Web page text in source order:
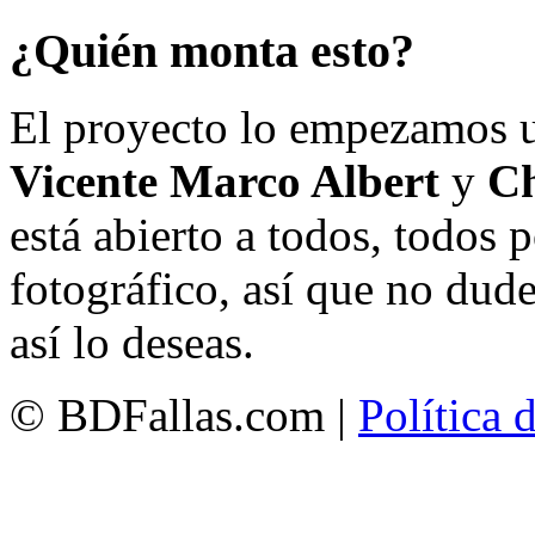
¿Quién monta esto?
El proyecto lo empezamos
Vicente Marco Albert y
está abierto a todos, todos
fotográfico, así que no
así lo deseas.
© BDFallas.com | Política